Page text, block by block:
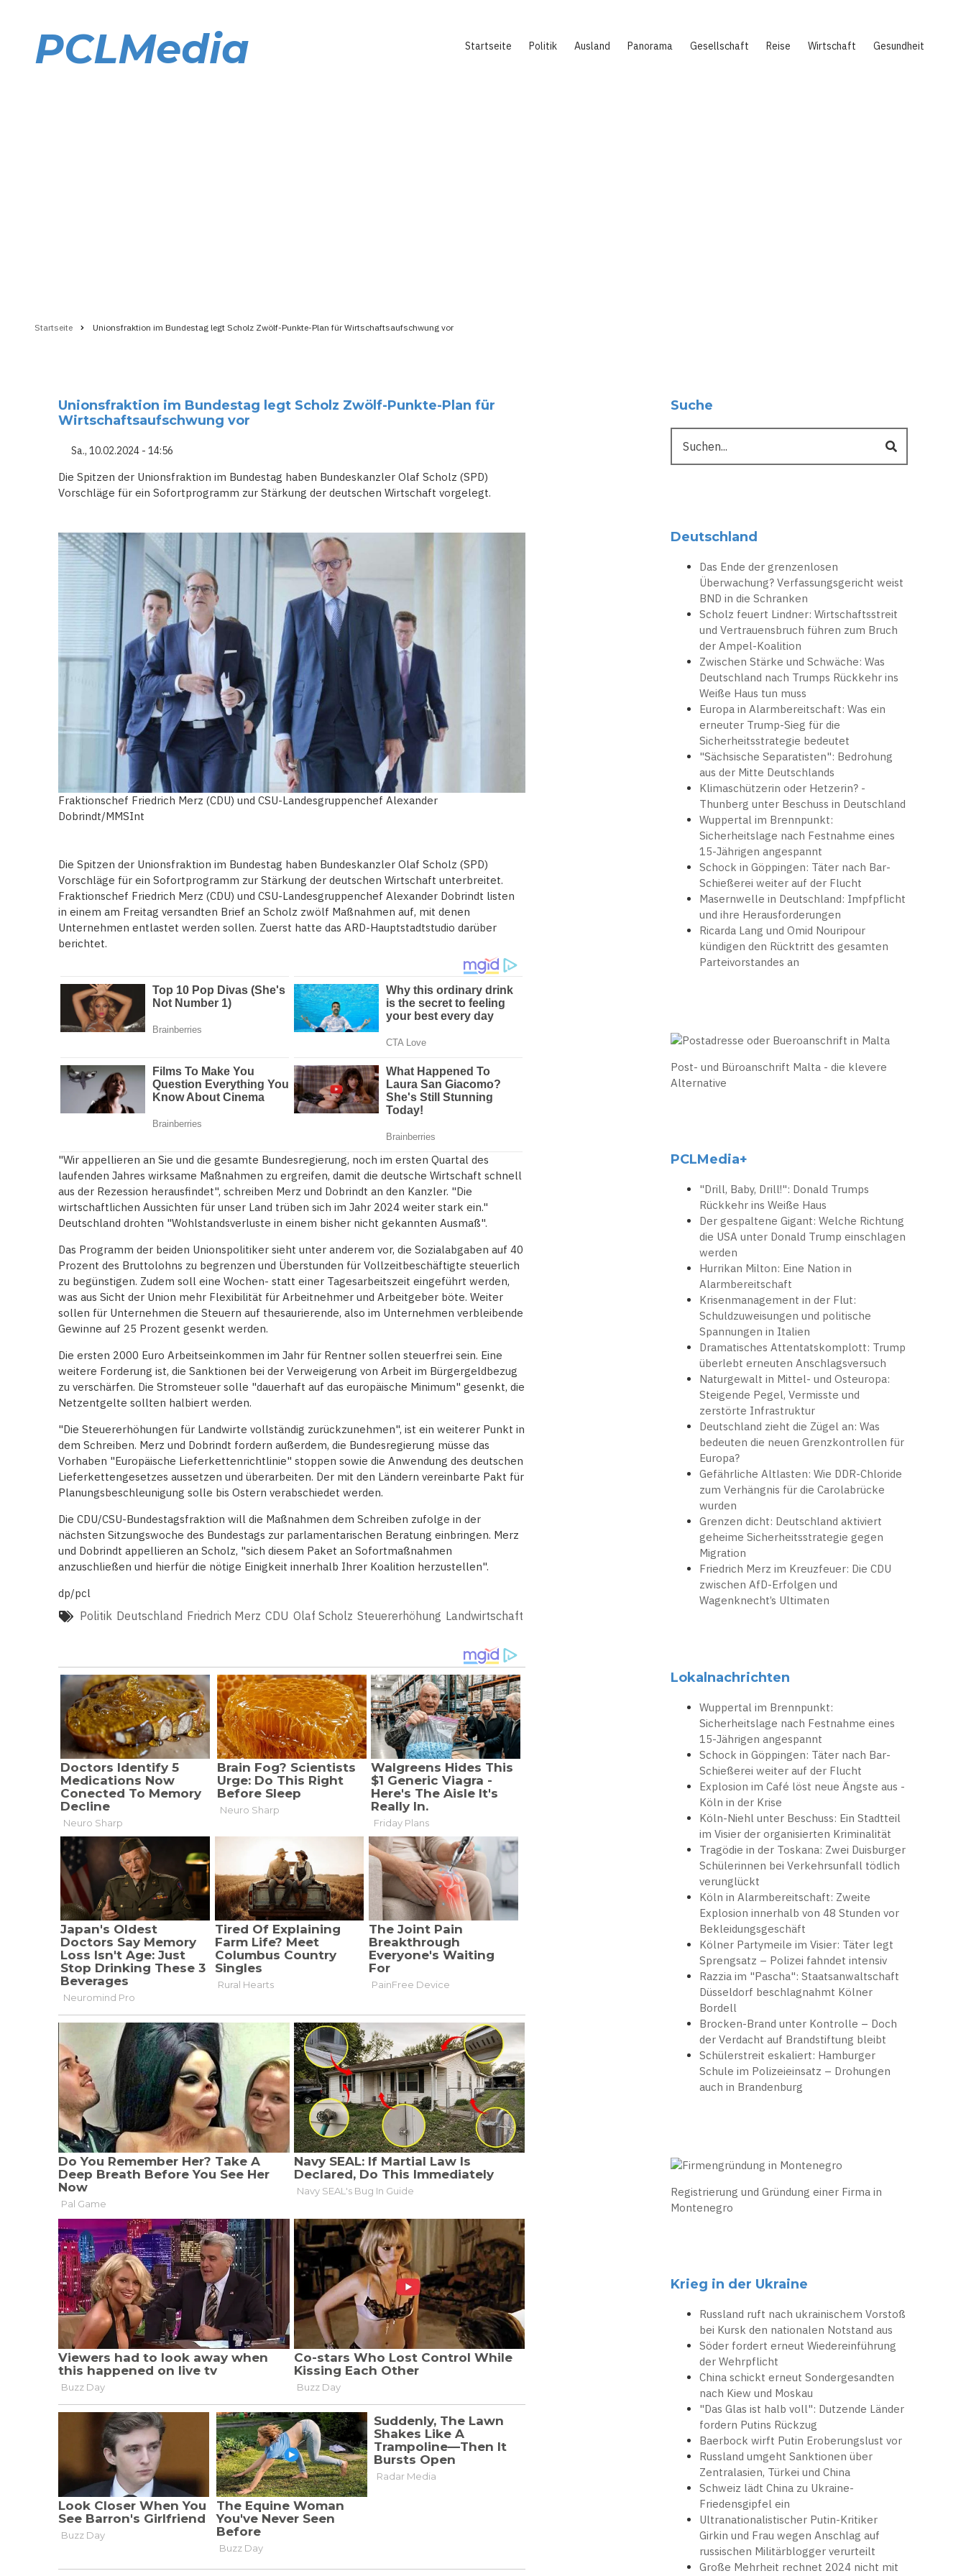
PCLMedia Startseite Politik Ausland Panorama Gesellschaft Reise Wirtschaft Gesundheit
Startseite Unionsfraktion im Bundestag legt Scholz Zwölf-Punkte-Plan für Wirtschaftsaufschwung vor
Unionsfraktion im Bundestag legt Scholz Zwölf-Punkte-Plan für
Wirtschaftsaufschwung vor
Sa., 10.02.2024 - 14:56
Die Spitzen der Unionsfraktion im Bundestag haben Bundeskanzler Olaf Scholz (SPD)
Vorschläge für ein Sofortprogramm zur Stärkung der deutschen Wirtschaft vorgelegt.
Fraktionschef Friedrich Merz (CDU) und CSU-Landesgruppenchef Alexander
Dobrindt/MMSInt
Die Spitzen der Unionsfraktion im Bundestag haben Bundeskanzler Olaf Scholz (SPD)
Vorschläge für ein Sofortprogramm zur Stärkung der deutschen Wirtschaft unterbreitet.
Fraktionschef Friedrich Merz (CDU) und CSU-Landesgruppenchef Alexander Dobrindt listen
in einem am Freitag versandten Brief an Scholz zwölf Maßnahmen auf, mit denen
Unternehmen entlastet werden sollen. Zuerst hatte das ARD-Hauptstadtstudio darüber
berichtet.
"Wir appellieren an Sie und die gesamte Bundesregierung, noch im ersten Quartal des
laufenden Jahres wirksame Maßnahmen zu ergreifen, damit die deutsche Wirtschaft schnell
aus der Rezession herausfindet", schreiben Merz und Dobrindt an den Kanzler. "Die
wirtschaftlichen Aussichten für unser Land trüben sich im Jahr 2024 weiter stark ein."
Deutschland drohten "Wohlstandsverluste in einem bisher nicht gekannten Ausmaß".
Das Programm der beiden Unionspolitiker sieht unter anderem vor, die Sozialabgaben auf 40
Prozent des Bruttolohns zu begrenzen und Überstunden für Vollzeitbeschäftigte steuerlich
zu begünstigen. Zudem soll eine Wochen- statt einer Tagesarbeitszeit eingeführt werden,
was aus Sicht der Union mehr Flexibilität für Arbeitnehmer und Arbeitgeber böte. Weiter
sollen für Unternehmen die Steuern auf thesaurierende, also im Unternehmen verbleibende
Gewinne auf 25 Prozent gesenkt werden.
Die ersten 2000 Euro Arbeitseinkommen im Jahr für Rentner sollen steuerfrei sein. Eine
weitere Forderung ist, die Sanktionen bei der Verweigerung von Arbeit im Bürgergeldbezug
zu verschärfen. Die Stromsteuer solle "dauerhaft auf das europäische Minimum" gesenkt, die
Netzentgelte sollten halbiert werden.
"Die Steuererhöhungen für Landwirte vollständig zurückzunehmen", ist ein weiterer Punkt in
dem Schreiben. Merz und Dobrindt fordern außerdem, die Bundesregierung müsse das
Vorhaben "Europäische Lieferkettenrichtlinie" stoppen sowie die Anwendung des deutschen
Lieferkettengesetzes aussetzen und überarbeiten. Der mit den Ländern vereinbarte Pakt für
Planungsbeschleunigung solle bis Ostern verabschiedet werden.
Die CDU/CSU-Bundestagsfraktion will die Maßnahmen dem Schreiben zufolge in der
nächsten Sitzungswoche des Bundestags zur parlamentarischen Beratung einbringen. Merz
und Dobrindt appellieren an Scholz, "sich diesem Paket an Sofortmaßnahmen
anzuschließen und hierfür die nötige Einigkeit innerhalb Ihrer Koalition herzustellen".
dp/pcl
Politik Deutschland Friedrich Merz CDU Olaf Scholz Steuererhöhung Landwirtschaft
Suche
Deutschland
Das Ende der grenzenlosen
Überwachung? Verfassungsgericht weist
BND in die Schranken
Scholz feuert Lindner: Wirtschaftsstreit
und Vertrauensbruch führen zum Bruch
der Ampel-Koalition
Zwischen Stärke und Schwäche: Was
Deutschland nach Trumps Rückkehr ins
Weiße Haus tun muss
Europa in Alarmbereitschaft: Was ein
erneuter Trump-Sieg für die
Sicherheitsstrategie bedeutet
"Sächsische Separatisten": Bedrohung
aus der Mitte Deutschlands
Klimaschützerin oder Hetzerin? -
Thunberg unter Beschuss in Deutschland
Wuppertal im Brennpunkt:
Sicherheitslage nach Festnahme eines
15-Jährigen angespannt
Schock in Göppingen: Täter nach Bar-
Schießerei weiter auf der Flucht
Masernwelle in Deutschland: Impfpflicht
und ihre Herausforderungen
Ricarda Lang und Omid Nouripour
kündigen den Rücktritt des gesamten
Parteivorstandes an
Post- und Büroanschrift Malta - die klevere
Alternative
PCLMedia+
"Drill, Baby, Drill!": Donald Trumps
Rückkehr ins Weiße Haus
Der gespaltene Gigant: Welche Richtung
die USA unter Donald Trump einschlagen
werden
Hurrikan Milton: Eine Nation in
Alarmbereitschaft
Krisenmanagement in der Flut:
Schuldzuweisungen und politische
Spannungen in Italien
Dramatisches Attentatskomplott: Trump
überlebt erneuten Anschlagsversuch
Naturgewalt in Mittel- und Osteuropa:
Steigende Pegel, Vermisste und
zerstörte Infrastruktur
Deutschland zieht die Zügel an: Was
bedeuten die neuen Grenzkontrollen für
Europa?
Gefährliche Altlasten: Wie DDR-Chloride
zum Verhängnis für die Carolabrücke
wurden
Grenzen dicht: Deutschland aktiviert
geheime Sicherheitsstrategie gegen
Migration
Friedrich Merz im Kreuzfeuer: Die CDU
zwischen AfD-Erfolgen und
Wagenknecht’s Ultimaten
Lokalnachrichten
Wuppertal im Brennpunkt:
Sicherheitslage nach Festnahme eines
15-Jährigen angespannt
Schock in Göppingen: Täter nach Bar-
Schießerei weiter auf der Flucht
Explosion im Café löst neue Ängste aus -
Köln in der Krise
Köln-Niehl unter Beschuss: Ein Stadtteil
im Visier der organisierten Kriminalität
Tragödie in der Toskana: Zwei Duisburger
Schülerinnen bei Verkehrsunfall tödlich
verunglückt
Köln in Alarmbereitschaft: Zweite
Explosion innerhalb von 48 Stunden vor
Bekleidungsgeschäft
Kölner Partymeile im Visier: Täter legt
Sprengsatz – Polizei fahndet intensiv
Razzia im "Pascha": Staatsanwaltschaft
Düsseldorf beschlagnahmt Kölner
Bordell
Brocken-Brand unter Kontrolle – Doch
der Verdacht auf Brandstiftung bleibt
Schülerstreit eskaliert: Hamburger
Schule im Polizeieinsatz – Drohungen
auch in Brandenburg
Registrierung und Gründung einer Firma in
Montenegro
Krieg in der Ukraine
Russland ruft nach ukrainischem Vorstoß
bei Kursk den nationalen Notstand aus
Söder fordert erneut Wiedereinführung
der Wehrpflicht
China schickt erneut Sondergesandten
nach Kiew und Moskau
"Das Glas ist halb voll": Dutzende Länder
fordern Putins Rückzug
Baerbock wirft Putin Eroberungslust vor
Russland umgeht Sanktionen über
Zentralasien, Türkei und China
Schweiz lädt China zu Ukraine-
Friedensgipfel ein
Ultranationalistischer Putin-Kritiker
Girkin und Frau wegen Anschlag auf
russischen Militärblogger verurteilt
Große Mehrheit rechnet 2024 nicht mit